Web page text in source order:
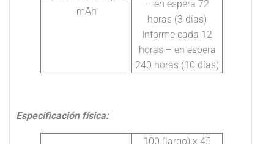
mAh
– en espera 72
horas (3 días)
Informe cada 12
horas – en espera
240 horas (10 días)
Especificación física:
100 (largo) x 45